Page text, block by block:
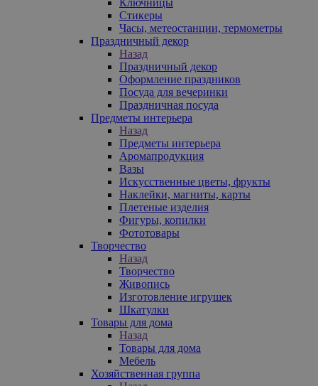
Стикеры
Часы, метеостанции, термометры
Праздничный декор
Назад
Праздничный декор
Оформление праздников
Посуда для вечеринки
Праздничная посуда
Предметы интерьера
Назад
Предметы интерьера
Аромапродукция
Вазы
Искусственные цветы, фрукты
Наклейки, магниты, карты
Плетеные изделия
Фигуры, копилки
Фототовары
Творчество
Назад
Творчество
Живопись
Изготовление игрушек
Шкатулки
Товары для дома
Назад
Товары для дома
Мебель
Хозяйственная группа